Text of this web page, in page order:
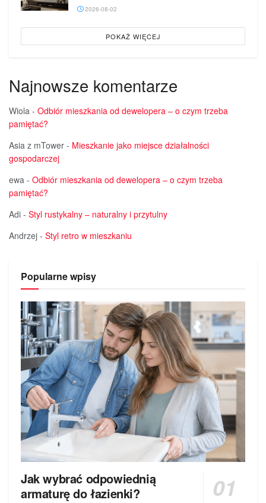
2026-08-02
POKAŻ WIĘCEJ
Najnowsze komentarze
Wiola - Odbiór mieszkania od dewelopera – o czym trzeba
pamiętać?
Asia z mTower - Mieszkanie jako miejsce działalności
gospodarczej
ewa - Odbiór mieszkania od dewelopera – o czym trzeba
pamiętać?
Adi - Styl rustykalny – naturalny i przytulny
Andrzej - Styl retro w mieszkaniu
Popularne wpisy
Jak wybrać odpowiednią
armaturę do łazienki?